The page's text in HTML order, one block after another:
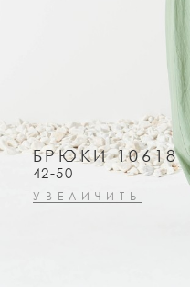
БРЮКИ 10618
42-50
УВЕЛИЧИТЬ